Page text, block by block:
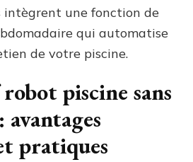
intègrent une fonction de
qui automatise
de votre piscine.
piscine sans
pratiques